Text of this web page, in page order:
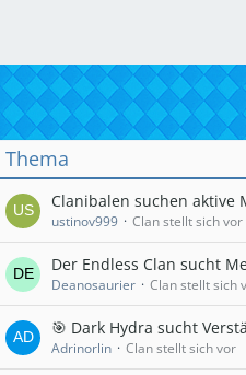
Thema
Clanibalen suchen aktive
ustinov999
Clan stellt sich vor
Der Endless Clan sucht
Deanosaurier Clan stellt sich
🎯 Dark Hydra sucht
Adrinorlin Clan stellt sich vor